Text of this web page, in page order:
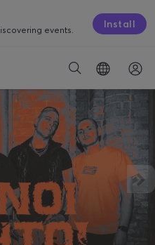
events. Install